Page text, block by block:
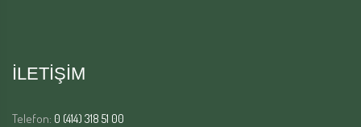
İLETİŞİM
Telefon: 0 (414) 318 51 00